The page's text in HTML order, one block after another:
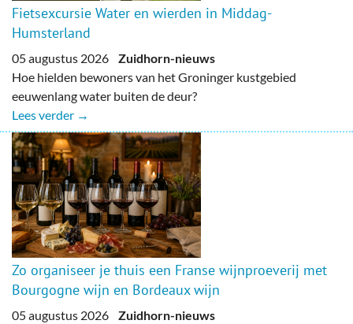
Fietsexcursie Water en wierden in Middag-
Humsterland
05 augustus 2026 Zuidhorn-nieuws
Hoe hielden bewoners van het Groninger kustgebied
eeuwenlang water buiten de deur?
Lees verder →
Zo organiseer je thuis een Franse wijnproeverij met
Bourgogne wijn en Bordeaux wijn
05 augustus 2026 Zuidhorn-nieuws